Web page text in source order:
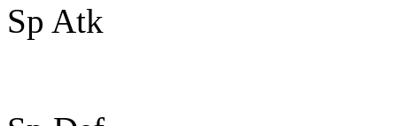
Sp Atk